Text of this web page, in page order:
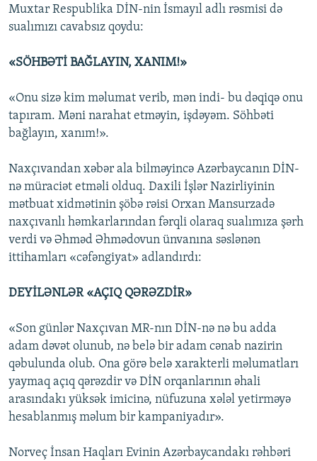
Muxtar Respublika DİN-nin İsmayıl adlı rəsmisi də
sualımızı cavabsız qoydu:
«SÖHBƏTİ BAĞLAYIN, XANIM!»
«Onu sizə kim məlumat verib, mən indi- bu dəqiqə onu
tapıram. Məni narahat etməyin, işdəyəm. Söhbəti
bağlayın, xanım!».
Naxçıvandan xəbər ala bilməyincə Azərbaycanın DİN-
nə müraciət etməli olduq. Daxili İşlər Nazirliyinin
mətbuat xidmətinin şöbə rəisi Orxan Mansurzadə
naxçıvanlı həmkarlarından fərqli olaraq sualımıza şərh
verdi və Əhməd Əhmədovun ünvanına səslənən
ittihamları «cəfəngiyat» adlandırdı:
DEYİLƏNLƏR «AÇIQ QƏRƏZDİR»
«Son günlər Naxçıvan MR-nın DİN-nə nə bu adda
adam dəvət olunub, nə belə bir adam cənab nazirin
qəbulunda olub. Ona görə belə xarakterli məlumatları
yaymaq açıq qərəzdir və DİN orqanlarının əhali
arasındakı yüksək imicinə, nüfuzuna xələl yetirməyə
hesablanmış məlum bir kampaniyadır».
Norveç İnsan Haqları Evinin Azərbaycandakı rəhbəri